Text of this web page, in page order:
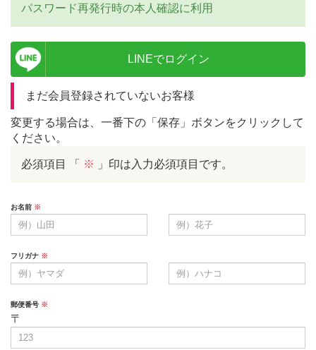
パスワード再発行時の本人確認に利用
LINEでログイン
まだ会員登録されていないお客様
変更する場合は、一番下の「保存」ボタンをクリックして
ください。
必須項目 「 ※ 」印は入力必須項目です。
お名前 ※
フリガナ ※
郵便番号 ※
〒